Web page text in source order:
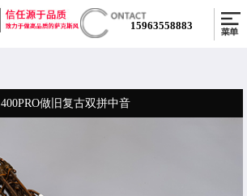
15963558883
400PRO做旧复古双拼中音